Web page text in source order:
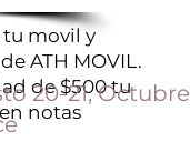
tu movil y
ATH MOVIL.
de $500 tu
notas
20-21, Octubre